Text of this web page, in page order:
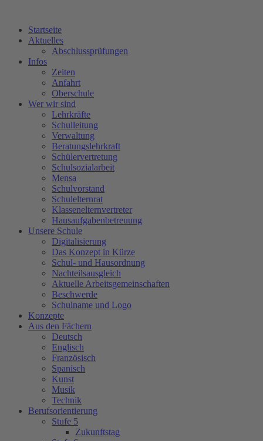
Startseite
Aktuelles
Abschlussprüfungen
Infos
Zeiten
Anfahrt
Oberschule
Wer wir sind
Lehrkräfte
Schulleitung
Verwaltung
Beratungslehrkraft
Schülervertretung
Schulsozialarbeit
Mensa
Schulvorstand
Schulelternrat
Klassenelternvertreter
Hausaufgabenbetreuung
Unsere Schule
Digitalisierung
Das Konzept in Kürze
Schul- und Hausordnung
Nachteilsausgleich
Aktuelle Arbeitsgemeinschaften
Beschwerde
Schulname und Logo
Konzepte
Aus den Fächern
Deutsch
Englisch
Französisch
Spanisch
Kunst
Musik
Technik
Berufsorientierung
Stufe 5
Zukunftstag